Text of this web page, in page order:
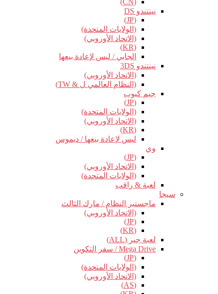
(CN)
نينتندو DS
(JP)
(الولايات المتحدة)
(الاتحاد الأوروبي)
(KR)
الجابي / ليس لإعادة بيعها
نينتندو 3DS
(الاتحاد الأوروبي)
(النظام العالمي ل & TW)
جيم كيوب
(JP)
(الولايات المتحدة)
(الاتحاد الأوروبي)
(KR)
ليس لإعادة بيعها / ديموس
وي
(JP)
(الاتحاد الأوروبي)
(الولايات المتحدة)
لعبة & راقب
سيجا
ماجستير النظام / مارك الثالث
(الاتحاد الأوروبي)
(JP)
(KR)
لعبة جير (ALL)
Mega Drive / سفر التكوين
(JP)
(الولايات المتحدة)
(الاتحاد الأوروبي)
(AS)